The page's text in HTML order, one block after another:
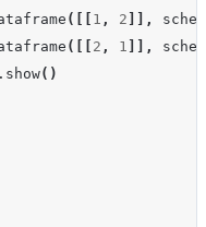
([[ 1 , 2 ]],
([[ 2 , 1 ]],
. show()